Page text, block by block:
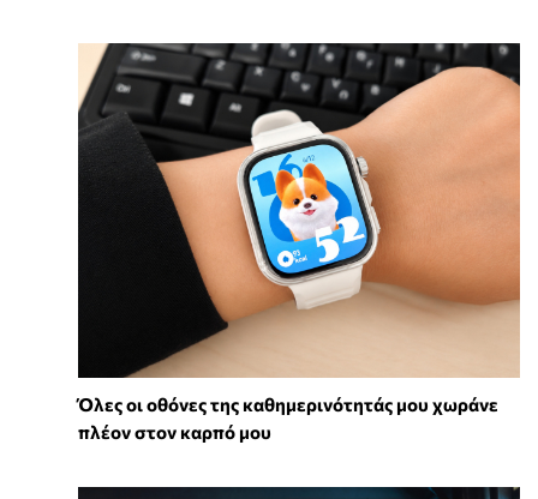
Όλες οι οθόνες της καθημερινότητάς μου χωράνε
πλέον στον καρπό μου